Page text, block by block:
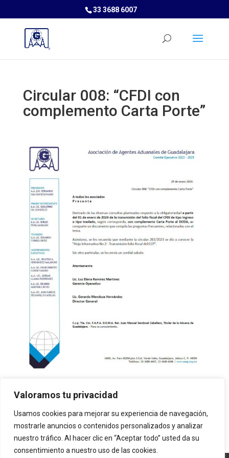
Valoramos tu privacidad
Usamos cookies para mejorar su experiencia de navegación,
mostrarle anuncios o contenidos personalizados y analizar
nuestro tráfico. Al hacer clic en “Aceptar todo” usted da su
consentimiento a nuestro uso de las cookies.
33 3688 6007
Circular 008: “CFDI con
complemento Carta Porte”
Preguntas_Frecuentes_Carta_Porte